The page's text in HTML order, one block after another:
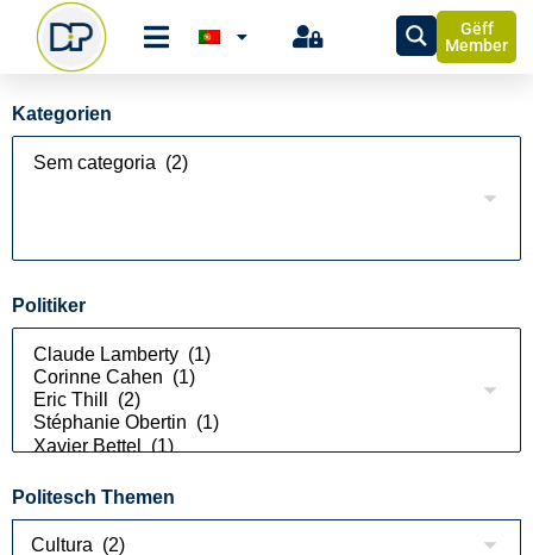
Gëff
Member
Kategorien
Politiker
Politesch Themen